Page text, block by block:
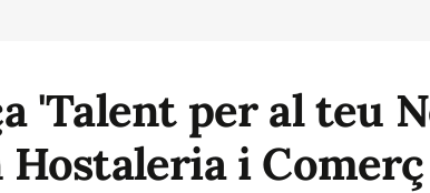
'Talent per al teu
i